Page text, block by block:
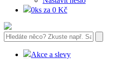
0ks za 0 Kč
Akce a slevy